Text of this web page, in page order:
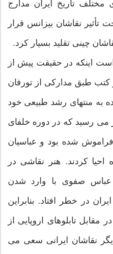
تاریخ ایران مدارج
تأثیر نقاشان بیزانس قرار
چینی تقلید بسیار کرد.
اینکه در حقیقت پیش از
طبق مدارکی از تورفان
به منتهای رشد طبیعی خود
می رسید که در دوره خلفای
شده بود و عباسیان
کردند. هنر نقاشی در
عباس صفوی با وارد شدن
در خطر افتاد. بنابراین
تابلوهای اروپایی از
نقاشان ایرانی سعی می